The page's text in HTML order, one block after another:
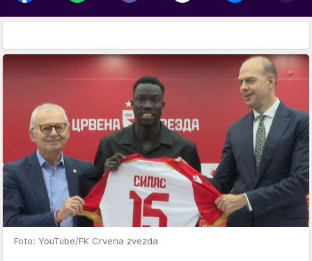
Foto: YouTube/FK Crvena zvezda